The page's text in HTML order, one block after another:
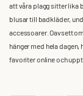
att våra plagg sitter lika
blusar till badkläder,
accessoarer. Oavsett
hänger med hela
favoriter online och